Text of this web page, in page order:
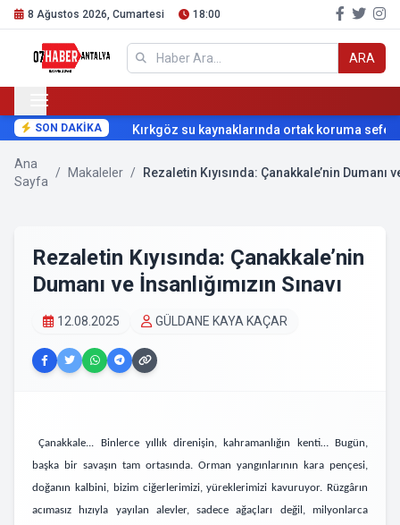
8 Ağustos 2026, Cumartesi 18:00
ARA
SON DAKİKA Kırkgöz su kaynaklarında ortak koruma
Ana
Sayfa
/ Makaleler / Rezaletin Kıyısında: Çanakkale’nin Dumanı
Rezaletin Kıyısında: Çanakkale’nin
Dumanı ve İnsanlığımızın Sınavı
12.08.2025 GÜLDANE KAYA KAÇAR
Çanakkale... Binlerce yıl lıkdirenişin, kahramanlığın kenti… Bugün,
başka bir savaşın tam ortasında. Orman yangınlarının kara pençesi,
doğanın kalbini, bizim ciğerlerimizi, yüreklerimizi kavuruyor. Rüzgârın
acımasız hızıyla yayılan alevler, sadece ağaçları değil, milyonlarca